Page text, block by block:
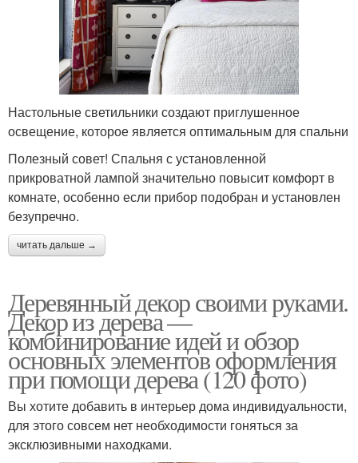
Настольные светильники создают приглушенное
освещение, которое является оптимальным для спальни
Полезный совет! Спальня с установленной
прикроватной лампой значительно повысит комфорт в
комнате, особенно если прибор подобран и установлен
безупречно.
читать дальше →
Деревянный декор своими руками.
Декор из дерева —
комбинирование идей и обзор
основных элементов оформления
при помощи дерева (120 фото)
Вы хотите добавить в интерьер дома индивидуальности,
для этого совсем нет необходимости гоняться за
эксклюзивными находками.